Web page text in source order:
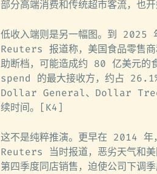
部分高端消费和传统超市客流，
低收入端则是另一幅图。到 2025
Reuters 报道称，美国食品零售
助断档，可能造成约 80 亿美元
spend 的最大接收方，约占
Dollar General、Dollar Tree 的
续时间。[K4]
这不是纯粹推演。更早在 2014 年
Reuters 当时报道，恶劣天气
第四季度同店销售，迫使公司下调